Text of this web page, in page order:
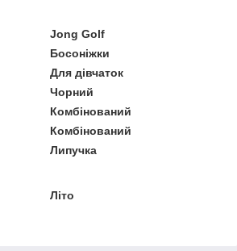
Jong Golf
Босоніжки
Для дівчаток
Чорний
Комбінований
Комбінований
Липучка
Літо